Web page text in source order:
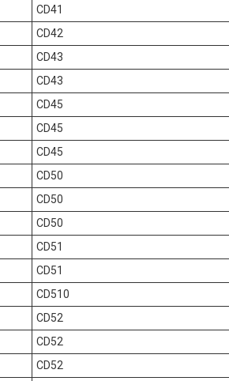
CD41
CD42
CD43
CD43
CD45
CD45
CD45
CD50
CD50
CD50
CD51
CD51
CD510
CD52
CD52
CD52